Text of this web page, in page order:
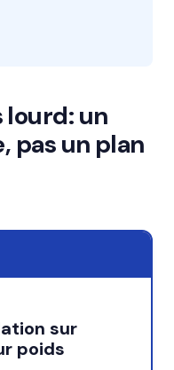
un
pas un plan
poids